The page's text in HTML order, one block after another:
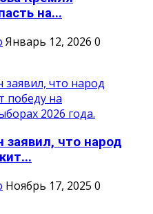
на...
Январь 12, 2026 0
что народ
Ноябрь 17, 2025 0